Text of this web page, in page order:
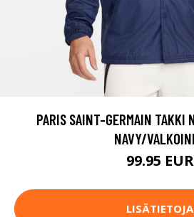
PARIS SAINT-GERMAIN TAKKI
NAVY/
99.95 EUR
LISÄTIETOJA